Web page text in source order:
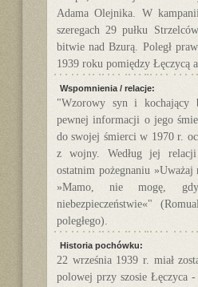
Adama Olejnika. W
szeregach 29 pułku
bitwie nad Bzurą. Poległ
1939 roku pomiędzy Łęczycą
Wspomnienia / relacje:
"Wzorowy syn i
pewnej informacji o jego
do swojej śmierci w 1970 r.
z wojny. Według jej
ostatnim pożegnaniu »Uważaj
»Mamo, nie mogę,
niebezpieczeństwie«"
poległego).
Historia pochówku:
22 września 1939 r. miał
polowej przy szosie Łęczyca